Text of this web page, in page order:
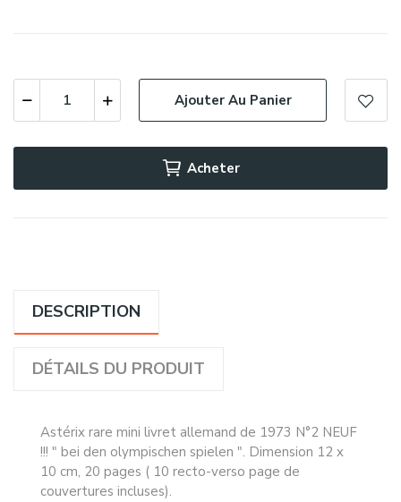
Ajouter Au Panier
Acheter
DESCRIPTION
DÉTAILS DU PRODUIT
Astérix rare mini livret allemand de 1973 N°2 NEUF
!!! " bei den olympischen spielen ". Dimension 12 x
10 cm, 20 pages ( 10 recto-verso page de
couvertures incluses).